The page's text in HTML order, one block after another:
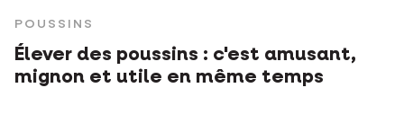
POUSSINS
Élever des poussins : c'est amusant,
mignon et utile en même temps